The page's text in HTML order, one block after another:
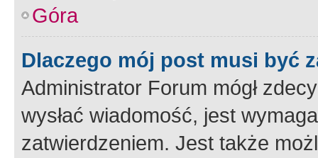
Góra
Dlaczego mój post musi być
Administrator Forum mógł
wysłać wiadomość, jest
zatwierdzeniem. Jest także